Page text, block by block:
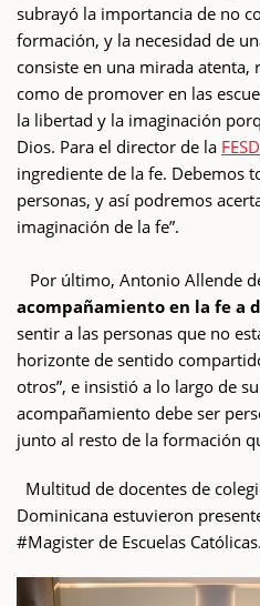
subrayó la importancia de no
formación, y la necesidad de
consiste en una mirada atenta,
como de promover en las
la libertad y la imaginación
Dios. Para el director de la FESD
ingrediente de la fe. Debemos
personas, y así podremos
imaginación de la fe”.
Por último, Antonio Allende
acompañamiento en la fe a
sentir a las personas que no
horizonte de sentido
otros”, e insistió a lo largo de
acompañamiento debe ser
junto al resto de la formación
Multitud de docentes de
Dominicana estuvieron
#Magister de Escuelas Católicas.